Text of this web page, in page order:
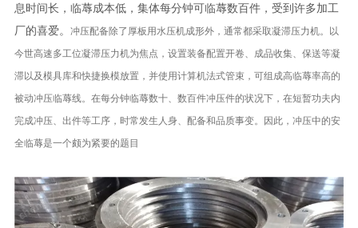
息时间长，临蓐成本低，集体每分钟可临蓐数百件，受到许多加工
厂的喜爱。 冲压配备除了厚板用水压机成形外，通常都采取凝滞压力机。以
今世高速多工位凝滞压力机为焦点，设置装备配置开卷、成品收集、保送等凝
滞以及模具库和快捷换模放置，并使用计算机法式管束，可组成高临蓐率高的
被动冲压临蓐线。在每分钟临蓐数十、数百件冲压件的状况下，在短暂功夫内
完成冲压、出件等工序，时常发生人身、配备和品质事变。因此，冲压中的安
全临蓐是一个颇为紧要的题目